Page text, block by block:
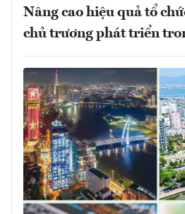
Nâng cao hiệu quả tổ
chủ trương phát triển